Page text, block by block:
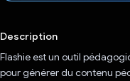
Description
Flashie est un outil
pour générer du contenu